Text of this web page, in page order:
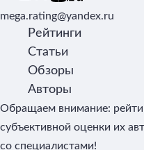
mega.rating@yandex.ru
Рейтинги
Статьи
Обзоры
Авторы
Обращаем внимание:
субъективной оценки их
со специалистами!